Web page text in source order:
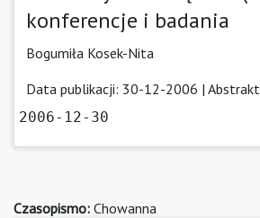
konferencje i badania
Bogumiła Kosek-Nita
Data publikacji: 30-12-2006 | Abstrakt
2006-12-30
Czasopismo: Chowanna